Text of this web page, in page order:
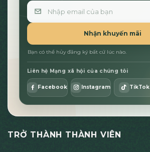
Email
Nhận khuyến mãi
Bạn có thể hủy đăng ký bất cứ lúc nào.
Liên hệ Mạng xã hội của chúng tôi
Facebook Instagram TikTok
TRỞ THÀNH THÀNH VIÊN